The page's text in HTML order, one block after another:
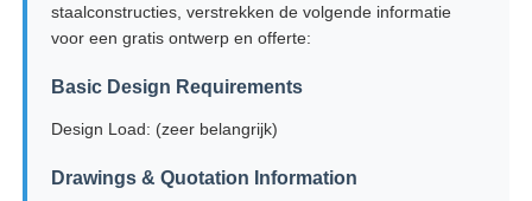
staalconstructies, verstrekken de volgende informatie
voor een gratis ontwerp en offerte:
Basic Design Requirements
Design Load: (zeer belangrijk)
Drawings & Quotation Information